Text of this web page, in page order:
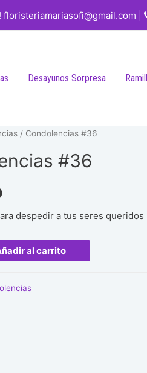
floristeriamariasofi@gmail.com |
Desayunos Sorpresa
/ Condolencias #36
#36
despedir a tus seres queridos
al carrito